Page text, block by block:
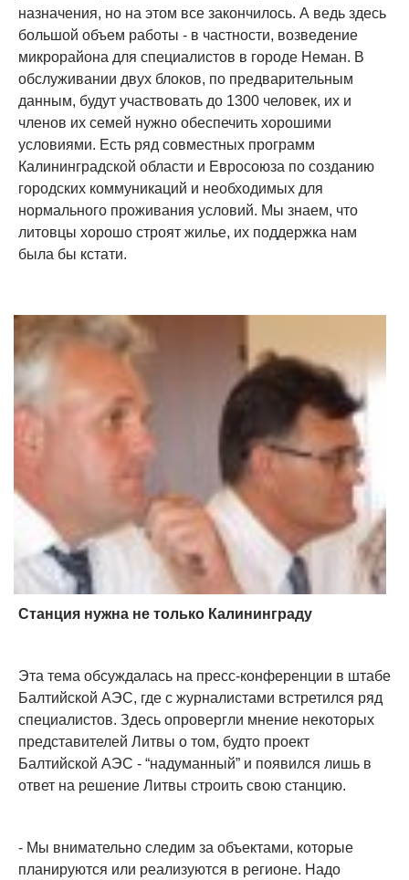
назначения, но на этом все закончилось. А ведь здесь
большой объем работы - в частности, возведение
микрорайона для специалистов в городе Неман. В
обслуживании двух блоков, по предварительным
данным, будут участвовать до 1300 человек, их и
членов их семей нужно обеспечить хорошими
условиями. Есть ряд совместных программ
Калининградской области и Евросоюза по созданию
городских коммуникаций и необходимых для
нормального проживания условий. Мы знаем, что
литовцы хорошо строят жилье, их поддержка нам
была бы кстати.
Станция нужна не только Калининграду
Эта тема обсуждалась на пресс-конференции в штабе
Балтийской АЭС, где с журналистами встретился ряд
специалистов. Здесь опровергли мнение некоторых
представителей Литвы о том, будто проект
Балтийской АЭС - “надуманный” и появился лишь в
ответ на решение Литвы строить свою станцию.
- Мы внимательно следим за объектами, которые
планируются или реализуются в регионе. Надо